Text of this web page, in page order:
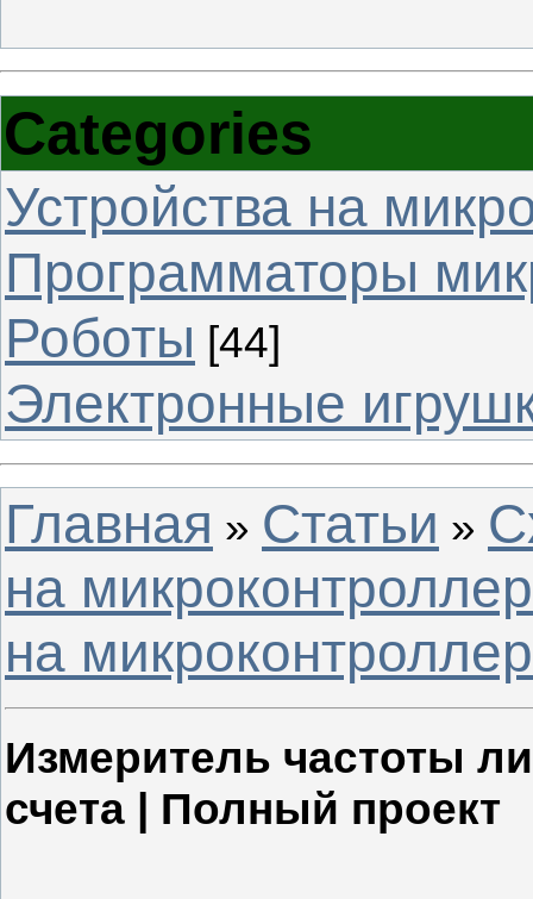
Categories
Устройства на
Программаторы
Роботы [44]
Электронные
Главная » Статьи »
на
на
Измеритель частоты
счета | Полный проект